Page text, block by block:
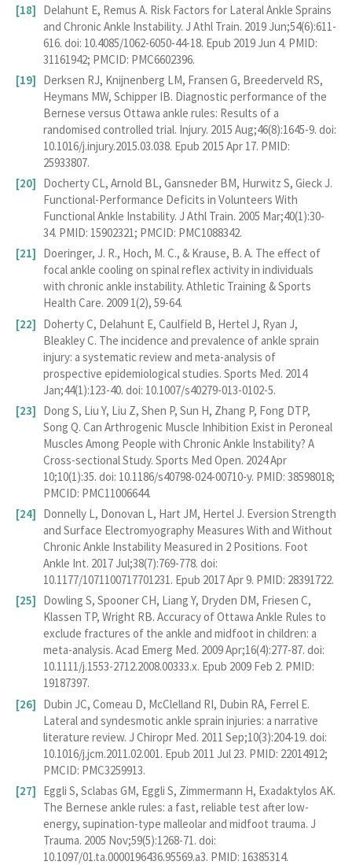
Delahunt E, Remus A. Risk Factors for Lateral Ankle Sprains
and Chronic Ankle Instability. J Athl Train. 2019 Jun;54(6):611-
616. doi: 10.4085/1062-6050-44-18. Epub 2019 Jun 4. PMID:
31161942; PMCID: PMC6602396.
Derksen RJ, Knijnenberg LM, Fransen G, Breederveld RS,
Heymans MW, Schipper IB. Diagnostic performance of the
Bernese versus Ottawa ankle rules: Results of a
randomised controlled trial. Injury. 2015 Aug;46(8):1645-9. doi:
10.1016/j.injury.2015.03.038. Epub 2015 Apr 17. PMID:
25933807.
Docherty CL, Arnold BL, Gansneder BM, Hurwitz S, Gieck J.
Functional-Performance Deficits in Volunteers With
Functional Ankle Instability. J Athl Train. 2005 Mar;40(1):30-
34. PMID: 15902321; PMCID: PMC1088342.
Doeringer, J. R., Hoch, M. C., & Krause, B. A. The effect of
focal ankle cooling on spinal reflex activity in individuals
with chronic ankle instability. Athletic Training & Sports
Health Care. 2009 1(2), 59-64.
Doherty C, Delahunt E, Caulfield B, Hertel J, Ryan J,
Bleakley C. The incidence and prevalence of ankle sprain
injury: a systematic review and meta-analysis of
prospective epidemiological studies. Sports Med. 2014
Jan;44(1):123-40. doi: 10.1007/s40279-013-0102-5.
Dong S, Liu Y, Liu Z, Shen P, Sun H, Zhang P, Fong DTP,
Song Q. Can Arthrogenic Muscle Inhibition Exist in Peroneal
Muscles Among People with Chronic Ankle Instability? A
Cross-sectional Study. Sports Med Open. 2024 Apr
10;10(1):35. doi: 10.1186/s40798-024-00710-y. PMID: 38598018;
PMCID: PMC11006644.
Donnelly L, Donovan L, Hart JM, Hertel J. Eversion Strength
and Surface Electromyography Measures With and Without
Chronic Ankle Instability Measured in 2 Positions. Foot
Ankle Int. 2017 Jul;38(7):769-778. doi:
10.1177/1071100717701231. Epub 2017 Apr 9. PMID: 28391722.
Dowling S, Spooner CH, Liang Y, Dryden DM, Friesen C,
Klassen TP, Wright RB. Accuracy of Ottawa Ankle Rules to
exclude fractures of the ankle and midfoot in children: a
meta-analysis. Acad Emerg Med. 2009 Apr;16(4):277-87. doi:
10.1111/j.1553-2712.2008.00333.x. Epub 2009 Feb 2. PMID:
19187397.
Dubin JC, Comeau D, McClelland RI, Dubin RA, Ferrel E.
Lateral and syndesmotic ankle sprain injuries: a narrative
literature review. J Chiropr Med. 2011 Sep;10(3):204-19. doi:
10.1016/j.jcm.2011.02.001. Epub 2011 Jul 23. PMID: 22014912;
PMCID: PMC3259913.
Eggli S, Sclabas GM, Eggli S, Zimmermann H, Exadaktylos AK.
The Bernese ankle rules: a fast, reliable test after low-
energy, supination-type malleolar and midfoot trauma. J
Trauma. 2005 Nov;59(5):1268-71. doi:
10.1097/01.ta.0000196436.95569.a3. PMID: 16385314.